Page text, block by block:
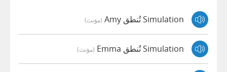
Simulation تُنطق Amy (مؤنث)
Simulation تُنطق Emma (مؤنث)